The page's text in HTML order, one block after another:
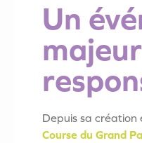
Un
Depuis sa création
Course du Grand